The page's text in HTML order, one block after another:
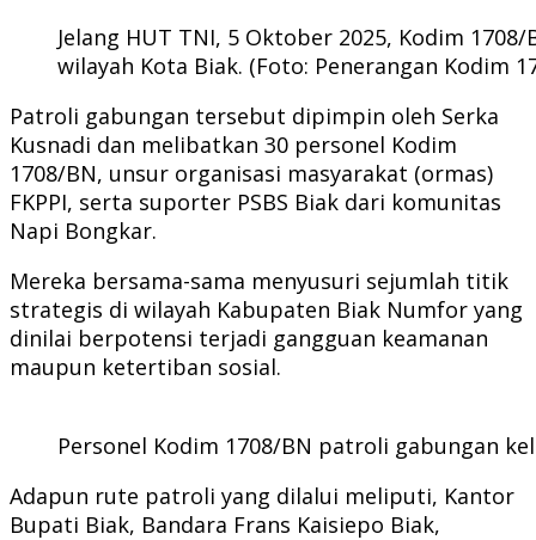
Jelang HUT TNI, 5 Oktober 2025, Kodim
wilayah Kota Biak. (Foto: Penerangan Kodim
Patroli gabungan tersebut dipimpin oleh Serka
Kusnadi dan melibatkan 30 personel Kodim
1708/BN, unsur organisasi masyarakat (ormas)
FKPPI, serta suporter PSBS Biak dari komunitas
Napi Bongkar.
Mereka bersama-sama menyusuri sejumlah titik
strategis di wilayah Kabupaten Biak Numfor yang
dinilai berpotensi terjadi gangguan keamanan
maupun ketertiban sosial.
Personel Kodim 1708/BN patroli gabungan
Adapun rute patroli yang dilalui meliputi, Kantor
Bupati Biak, Bandara Frans Kaisiepo Biak,